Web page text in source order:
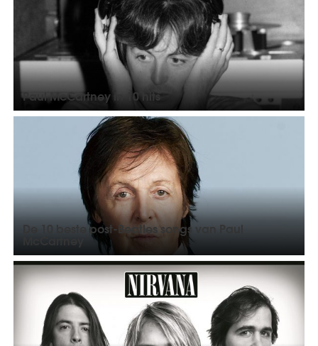
Paul McCartney in 10 hits
De 10 beste post-Beatles songs van Paul